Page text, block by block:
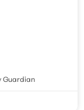
Guardian